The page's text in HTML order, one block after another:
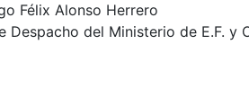
Félix Alonso Herrero
Despacho del Ministerio de E.F. y